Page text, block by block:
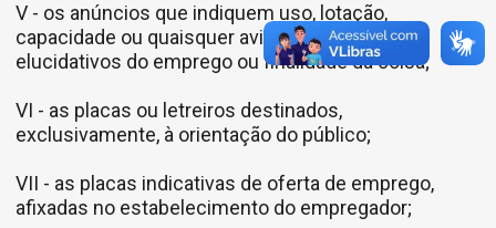
V - os anúncios que indiquem uso, lotação,
capacidade ou quaisquer avisos técnicos
elucidativos do emprego ou finalidade da coisa;
VI - as placas ou letreiros destinados,
exclusivamente, à orientação do público;
VII - as placas indicativas de oferta de emprego,
afixadas no estabelecimento do empregador;